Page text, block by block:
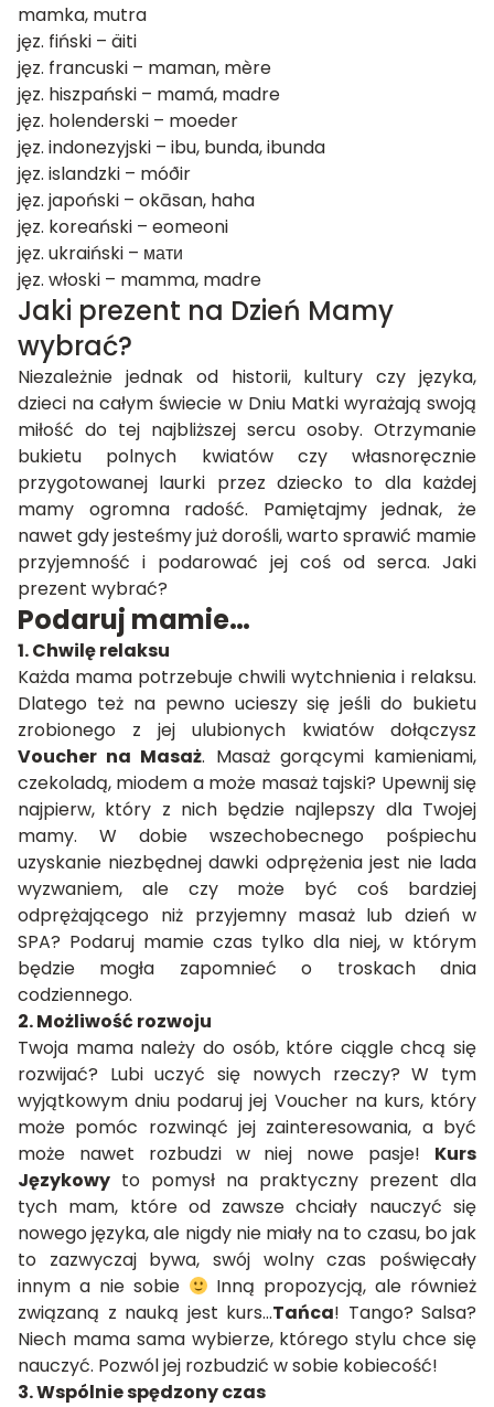
mamka, mutra
jęz. fiński – äiti
jęz. francuski – maman, mère
jęz. hiszpański – mamá, madre
jęz. holenderski – moeder
jęz. indonezyjski – ibu, bunda, ibunda
jęz. islandzki – móðir
jęz. japoński – okāsan, haha
jęz. koreański – eomeoni
jęz. ukraiński – мати
jęz. włoski – mamma, madre
Jaki prezent na Dzień Mamy
wybrać?
Niezależnie jednak od historii, kultury czy języka,
dzieci na całym świecie w Dniu Matki wyrażają swoją
miłość do tej najbliższej sercu osoby. Otrzymanie
bukietu polnych kwiatów czy własnoręcznie
przygotowanej laurki przez dziecko to dla każdej
mamy ogromna radość. Pamiętajmy jednak, że
nawet gdy jesteśmy już dorośli, warto sprawić mamie
przyjemność i podarować jej coś od serca. Jaki
prezent wybrać?
Podaruj mamie…
1. Chwilę relaksu
Każda mama potrzebuje chwili wytchnienia i relaksu.
Dlatego też na pewno ucieszy się jeśli do bukietu
zrobionego z jej ulubionych kwiatów dołączysz
Voucher na Masaż. Masaż gorącymi kamieniami,
czekoladą, miodem a może masaż tajski? Upewnij się
najpierw, który z nich będzie najlepszy dla Twojej
mamy. W dobie wszechobecnego pośpiechu
uzyskanie niezbędnej dawki odprężenia jest nie lada
wyzwaniem, ale czy może być coś bardziej
odprężającego niż przyjemny masaż lub dzień w
SPA? Podaruj mamie czas tylko dla niej, w którym
będzie mogła zapomnieć o troskach dnia
codziennego.
2. Możliwość rozwoju
Twoja mama należy do osób, które ciągle chcą się
rozwijać? Lubi uczyć się nowych rzeczy? W tym
wyjątkowym dniu podaruj jej Voucher na kurs, który
może pomóc rozwinąć jej zainteresowania, a być
może nawet rozbudzi w niej nowe pasje! Kurs
Językowy to pomysł na praktyczny prezent dla
tych mam, które od zawsze chciały nauczyć się
nowego języka, ale nigdy nie miały na to czasu, bo jak
to zazwyczaj bywa, swój wolny czas poświęcały
innym a nie sobie
Inną propozycją, ale również
związaną z nauką jest kurs…Tańca! Tango? Salsa?
Niech mama sama wybierze, którego stylu chce się
nauczyć. Pozwól jej rozbudzić w sobie kobiecość!
3. Wspólnie spędzony czas